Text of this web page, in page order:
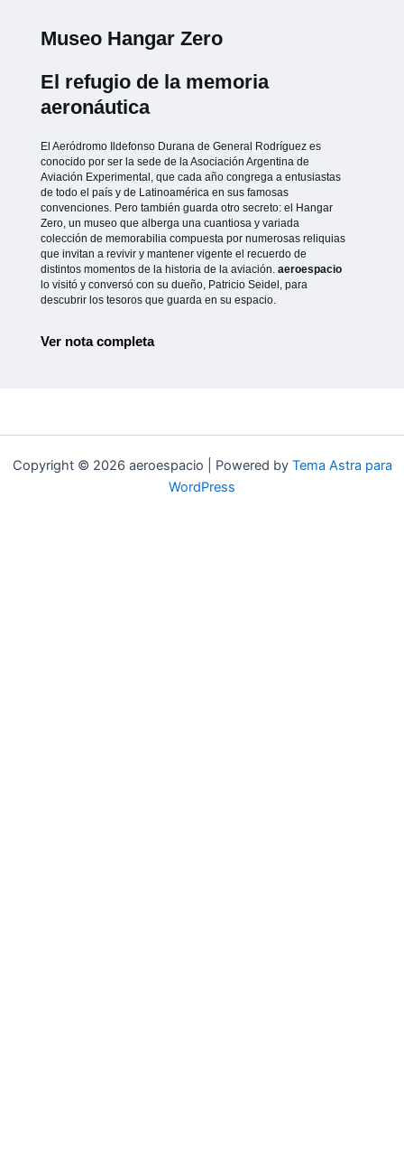
Museo Hangar Zero
El refugio de la memoria
aeronáutica
El Aeródromo Ildefonso Durana de General Rodríguez es
conocido por ser la sede de la Asociación Argentina de
Aviación Experimental, que cada año congrega a entusiastas
de todo el país y de Latinoamérica en sus famosas
convenciones. Pero también guarda otro secreto: el Hangar
Zero, un museo que alberga una cuantiosa y variada
colección de memorabilia compuesta por numerosas reliquias
que invitan a revivir y mantener vigente el recuerdo de
distintos momentos de la historia de la aviación. aeroespacio
lo visitó y conversó con su dueño, Patricio Seidel, para
descubrir los tesoros que guarda en su espacio.
Ver nota completa
Copyright © 2026 aeroespacio | Powered by Tema Astra para
WordPress